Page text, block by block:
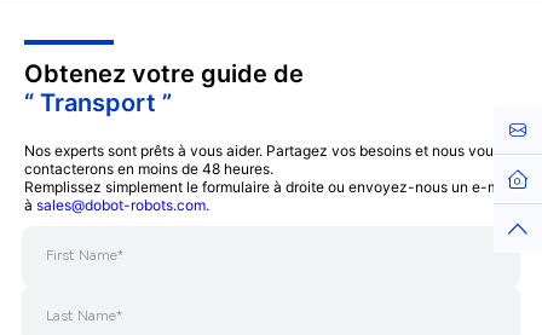
Obtenez votre guide de
“ Transport ”
Nos experts sont prêts à vous aider. Partagez vos besoins et nous vous
contacterons en moins de 48 heures.
Remplissez simplement le formulaire à droite ou envoyez-nous un e-mail
à sales@dobot-robots.com.
Top